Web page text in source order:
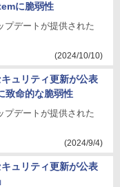
に脆弱性
プデートが提供された
(2024/10/10)
ュリティ更新が公表
致命的な脆弱性
プデートが提供された
(2024/9/4)
ュリティ更新が公表